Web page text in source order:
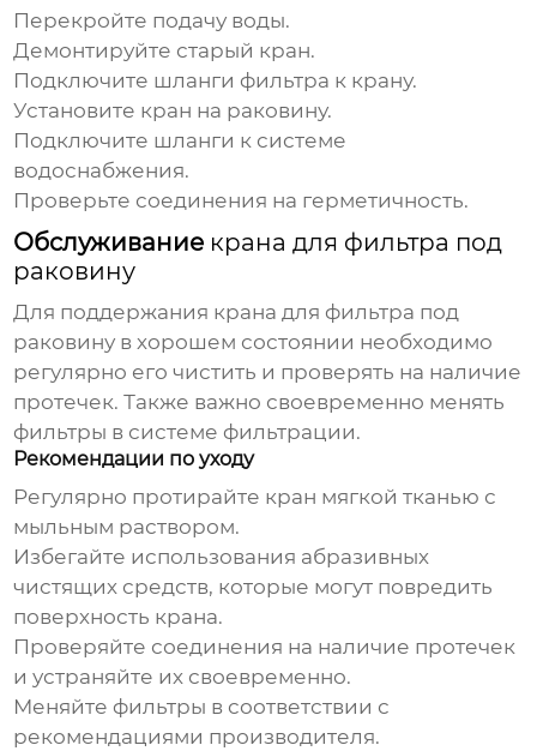
Перекройте подачу воды.
Демонтируйте старый кран.
Подключите шланги фильтра к крану.
Установите кран на раковину.
Подключите шланги к системе
водоснабжения.
Проверьте соединения на герметичность.
Обслуживание крана для фильтра под
раковину
Для поддержания крана для фильтра под
раковину в хорошем состоянии необходимо
регулярно его чистить и проверять на наличие
протечек. Также важно своевременно менять
фильтры в системе фильтрации.
Рекомендации по уходу
Регулярно протирайте кран мягкой тканью с
мыльным раствором.
Избегайте использования абразивных
чистящих средств, которые могут повредить
поверхность крана.
Проверяйте соединения на наличие протечек
и устраняйте их своевременно.
Меняйте фильтры в соответствии с
рекомендациями производителя.